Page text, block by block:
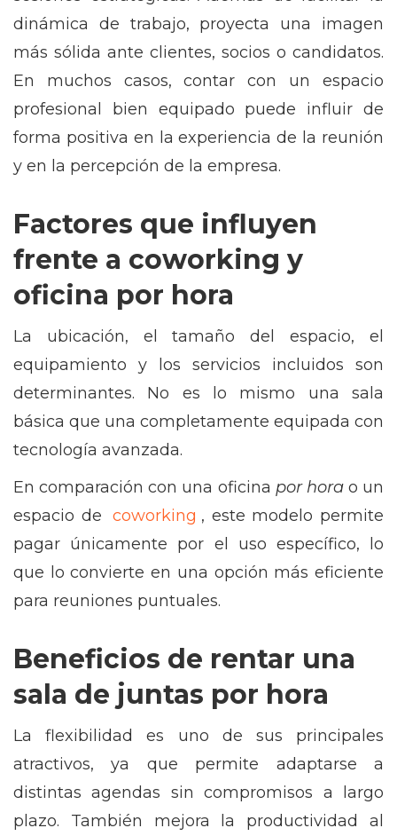
dinámica de trabajo, proyecta una imagen
más sólida ante clientes, socios o candidatos.
En muchos casos, contar con un espacio
profesional bien equipado puede influir de
forma positiva en la experiencia de la reunión
y en la percepción de la empresa.
Factores que influyen
frente a coworking y
oficina por hora
La ubicación, el tamaño del espacio, el
equipamiento y los servicios incluidos son
determinantes. No es lo mismo una sala
básica que una completamente equipada con
tecnología avanzada.
En comparación con una oficina por hora o un
espacio de
coworking , este modelo permite
pagar únicamente por el uso específico, lo
que lo convierte en una opción más eficiente
para reuniones puntuales.
Beneficios de rentar una
sala de juntas por hora
La flexibilidad es uno de sus principales
atractivos, ya que permite adaptarse a
distintas agendas sin compromisos a largo
plazo. También mejora la productividad al